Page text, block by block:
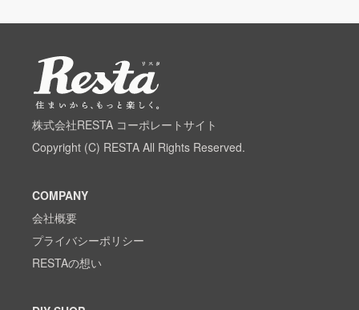
株式会社RESTA コーポレートサイト
Copyright (C) RESTA All Rights Reserved.
COMPANY
会社概要
プライバシーポリシー
RESTAの想い